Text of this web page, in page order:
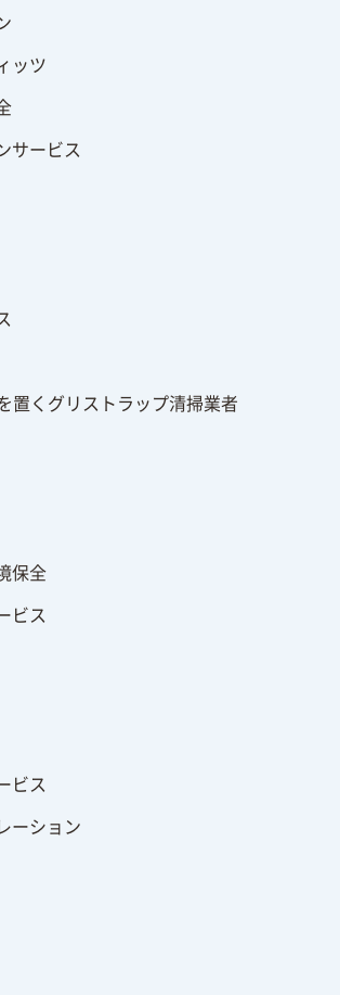
ッツ
サービス
置くグリストラップ清掃業者
保全
ビス
ビス
ーション